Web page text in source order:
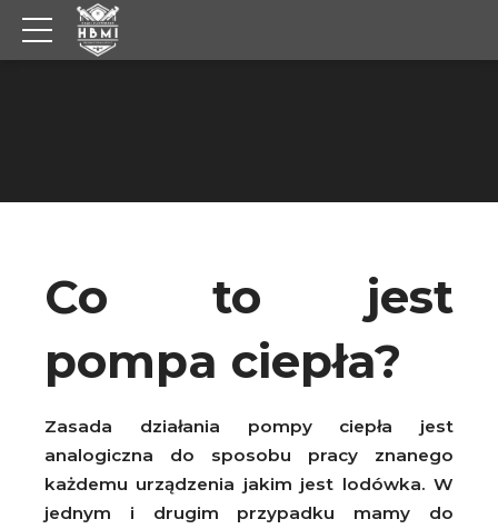
Co to jest
pompa ciepła?
Zasada działania pompy ciepła jest
analogiczna do sposobu pracy znanego
każdemu urządzenia jakim jest lodówka. W
jednym i drugim przypadku mamy do